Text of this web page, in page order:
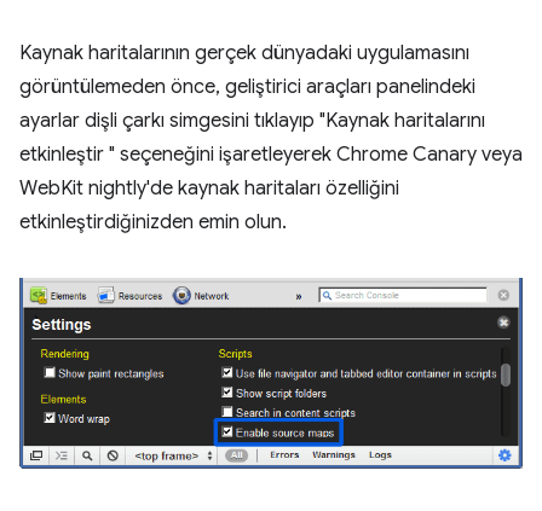
Kaynak haritalarının gerçek dünyadaki uygulamasını
görüntülemeden önce, geliştirici araçları panelindeki
ayarlar dişli çarkı simgesini tıklayıp "Kaynak haritalarını
etkinleştir " seçeneğini işaretleyerek Chrome Canary veya
WebKit nightly'de kaynak haritaları özelliğini
etkinleştirdiğinizden emin olun.